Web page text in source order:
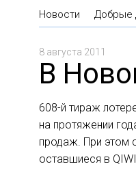
Новости Добрые
8 августа 2011
В
608-й тираж
на протяжении
продаж. При этом
оставшиеся в